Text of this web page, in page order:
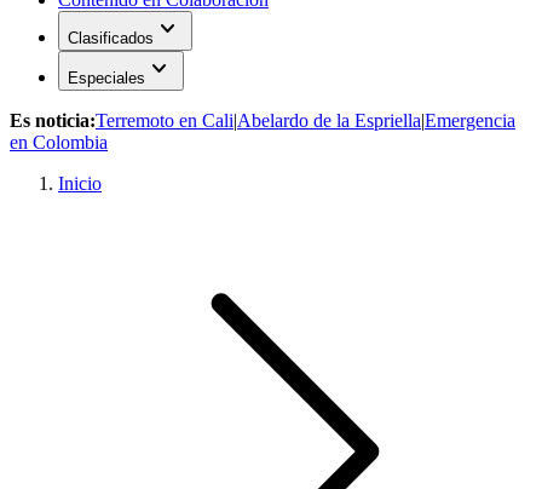
Clasificados expand_more
Especiales expand_more
Es noticia:Terremoto en Cali|Abelardo de la Espriella|Emergencia
en Colombia
Inicio